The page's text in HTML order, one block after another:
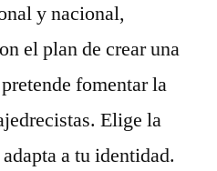
y nacional,
el plan de crear una
fomentar la
Elige la
a tu identidad.